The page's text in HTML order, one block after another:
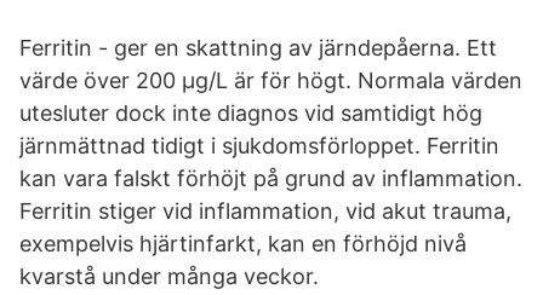
Ferritin - ger en skattning av järndepåerna. Ett
värde över 200 µg/L är för högt. Normala värden
utesluter dock inte diagnos vid samtidigt hög
järnmättnad tidigt i sjukdomsförloppet. Ferritin
kan vara falskt förhöjt på grund av inflammation.
Ferritin stiger vid inflammation, vid akut trauma,
exempelvis hjärtinfarkt, kan en förhöjd nivå
kvarstå under många veckor.